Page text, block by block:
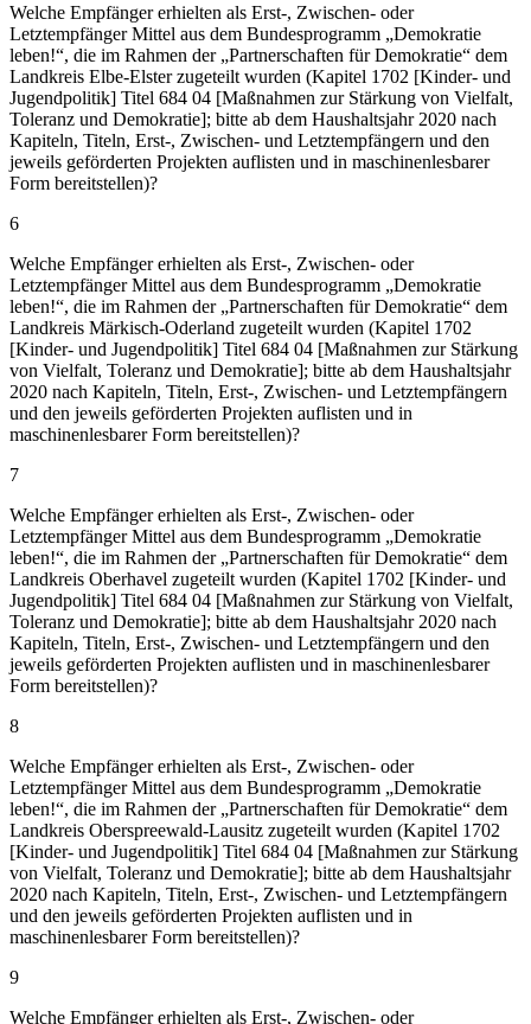
Welche Empfänger erhielten als Erst-, Zwischen- oder
Letztempfänger Mittel aus dem Bundesprogramm „Demokratie
leben!“, die im Rahmen der „Partnerschaften für Demokratie“ dem
Landkreis Elbe-Elster zugeteilt wurden (Kapitel 1702 [Kinder- und
Jugendpolitik] Titel 684 04 [Maßnahmen zur Stärkung von Vielfalt,
Toleranz und Demokratie]; bitte ab dem Haushaltsjahr 2020 nach
Kapiteln, Titeln, Erst-, Zwischen- und Letztempfängern und den
jeweils geförderten Projekten auflisten und in maschinenlesbarer
Form bereitstellen)?
6
Welche Empfänger erhielten als Erst-, Zwischen- oder
Letztempfänger Mittel aus dem Bundesprogramm „Demokratie
leben!“, die im Rahmen der „Partnerschaften für Demokratie“ dem
Landkreis Märkisch-Oderland zugeteilt wurden (Kapitel 1702
[Kinder- und Jugendpolitik] Titel 684 04 [Maßnahmen zur Stärkung
von Vielfalt, Toleranz und Demokratie]; bitte ab dem Haushaltsjahr
2020 nach Kapiteln, Titeln, Erst-, Zwischen- und Letztempfängern
und den jeweils geförderten Projekten auflisten und in
maschinenlesbarer Form bereitstellen)?
7
Welche Empfänger erhielten als Erst-, Zwischen- oder
Letztempfänger Mittel aus dem Bundesprogramm „Demokratie
leben!“, die im Rahmen der „Partnerschaften für Demokratie“ dem
Landkreis Oberhavel zugeteilt wurden (Kapitel 1702 [Kinder- und
Jugendpolitik] Titel 684 04 [Maßnahmen zur Stärkung von Vielfalt,
Toleranz und Demokratie]; bitte ab dem Haushaltsjahr 2020 nach
Kapiteln, Titeln, Erst-, Zwischen- und Letztempfängern und den
jeweils geförderten Projekten auflisten und in maschinenlesbarer
Form bereitstellen)?
8
Welche Empfänger erhielten als Erst-, Zwischen- oder
Letztempfänger Mittel aus dem Bundesprogramm „Demokratie
leben!“, die im Rahmen der „Partnerschaften für Demokratie“ dem
Landkreis Oberspreewald-Lausitz zugeteilt wurden (Kapitel 1702
[Kinder- und Jugendpolitik] Titel 684 04 [Maßnahmen zur Stärkung
von Vielfalt, Toleranz und Demokratie]; bitte ab dem Haushaltsjahr
2020 nach Kapiteln, Titeln, Erst-, Zwischen- und Letztempfängern
und den jeweils geförderten Projekten auflisten und in
maschinenlesbarer Form bereitstellen)?
9
Welche Empfänger erhielten als Erst-, Zwischen- oder